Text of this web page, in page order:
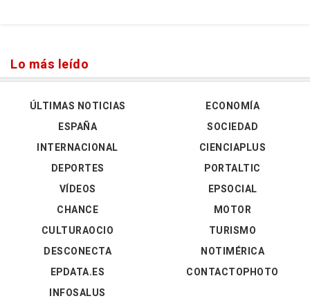
Lo más leído
ÚLTIMAS NOTICIAS
ESPAÑA
INTERNACIONAL
DEPORTES
VÍDEOS
ECONOMÍA
SOCIEDAD
CIENCIAPLUS
PORTALTIC
EPSOCIAL
CHANCE
CULTURAOCIO
DESCONECTA
EPDATA.ES
INFOSALUS
MOTOR
TURISMO
NOTIMÉRICA
CONTACTOPHOTO